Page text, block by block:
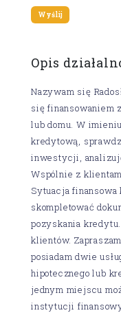
Opis
Nazywam się
się finansowaniem
lub domu. W
kredytową,
inwestycji,
Wspólnie z
Sytuacja finansowa
skompletować
pozyskania
klientów.
posiadam dwie
hipotecznego lub
jednym miejscu
instytucji